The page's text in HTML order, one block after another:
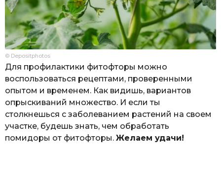
© Depositphotos
Для профилактики фитофторы можно
воспользоваться рецептами, проверенными
опытом и временем. Как видишь, вариантов
опрыскиваний множество. И если ты
столкнешься с заболеванием растений на своем
участке, будешь знать, чем обработать
помидоры от фитофторы. Желаем удачи!